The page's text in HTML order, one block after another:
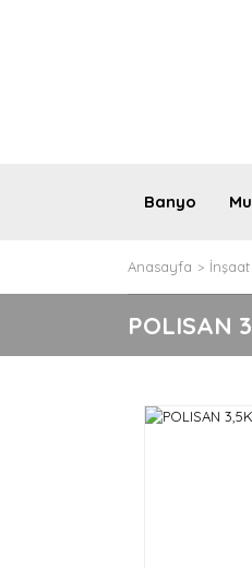
Banyo
Anasayfa
POLISAN